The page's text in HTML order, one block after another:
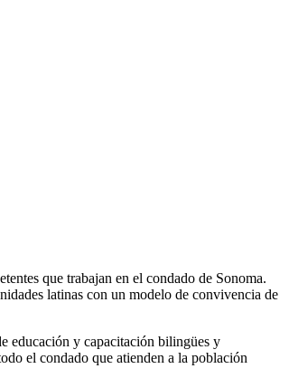
que trabajan en el condado de Sonoma.
latinas con un modelo de convivencia de
educación y capacitación bilingües y
el condado que atienden a la población